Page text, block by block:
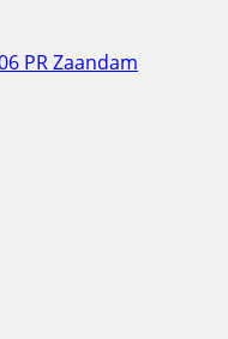
PR Zaandam